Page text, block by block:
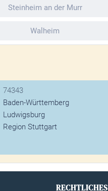
Steinheim an der Murr
Walheim
74343
Baden-Württemberg
Ludwigsburg
Region Stuttgart
RECHTLICHES